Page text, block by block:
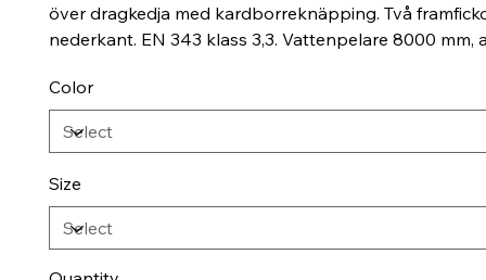
över dragkedja med kardborreknäpping. Två
nederkant. EN 343 klass 3,3. Vattenpelare 8000 mm,
Color
Size